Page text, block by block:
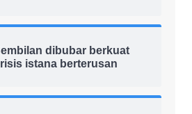
dibubar berkuat
istana berterusan